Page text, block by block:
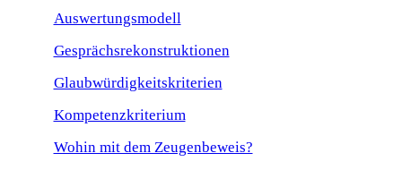
Auswertungsmodell
Gesprächsrekonstruktionen
Glaubwürdigkeitskriterien
Kompetenzkriterium
Wohin mit dem Zeugenbeweis?